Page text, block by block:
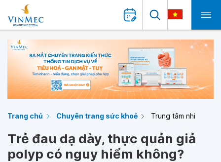
Trang chủ Chuyên trang sức khoẻ Trung tâm nhi
Trẻ đau dạ dày, thực quản giả
polyp có nguy hiểm không?